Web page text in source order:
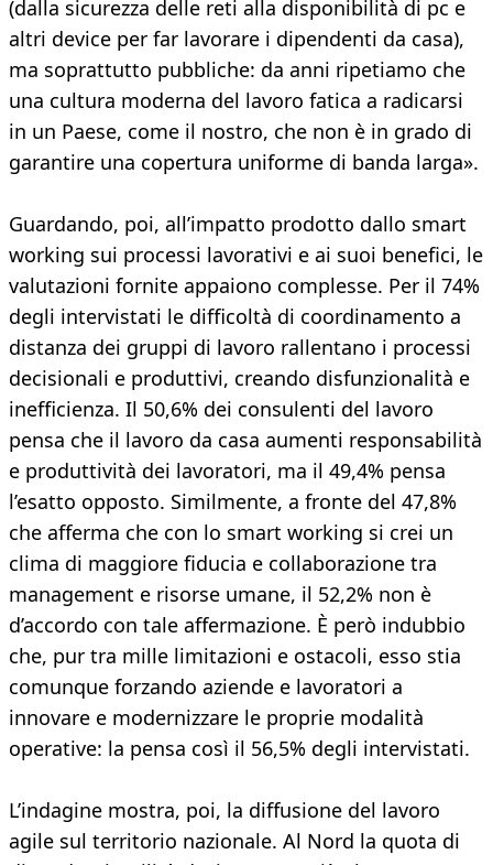
(dalla sicurezza delle reti alla disponibilità di pc e
altri device per far lavorare i dipendenti da casa),
ma soprattutto pubbliche: da anni ripetiamo che
una cultura moderna del lavoro fatica a radicarsi
in un Paese, come il nostro, che non è in grado di
garantire una copertura uniforme di banda larga».
Guardando, poi, all’impatto prodotto dallo smart
working sui processi lavorativi e ai suoi benefici, le
valutazioni fornite appaiono complesse. Per il 74%
degli intervistati le difficoltà di coordinamento a
distanza dei gruppi di lavoro rallentano i processi
decisionali e produttivi, creando disfunzionalità e
inefficienza. Il 50,6% dei consulenti del lavoro
pensa che il lavoro da casa aumenti responsabilità
e produttività dei lavoratori, ma il 49,4% pensa
l’esatto opposto. Similmente, a fronte del 47,8%
che afferma che con lo smart working si crei un
clima di maggiore fiducia e collaborazione tra
management e risorse umane, il 52,2% non è
d’accordo con tale affermazione. È però indubbio
che, pur tra mille limitazioni e ostacoli, esso stia
comunque forzando aziende e lavoratori a
innovare e modernizzare le proprie modalità
operative: la pensa così il 56,5% degli intervistati.
L’indagine mostra, poi, la diffusione del lavoro
agile sul territorio nazionale. Al Nord la quota di